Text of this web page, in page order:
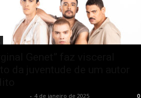
- 4 de janeiro de 2025 0